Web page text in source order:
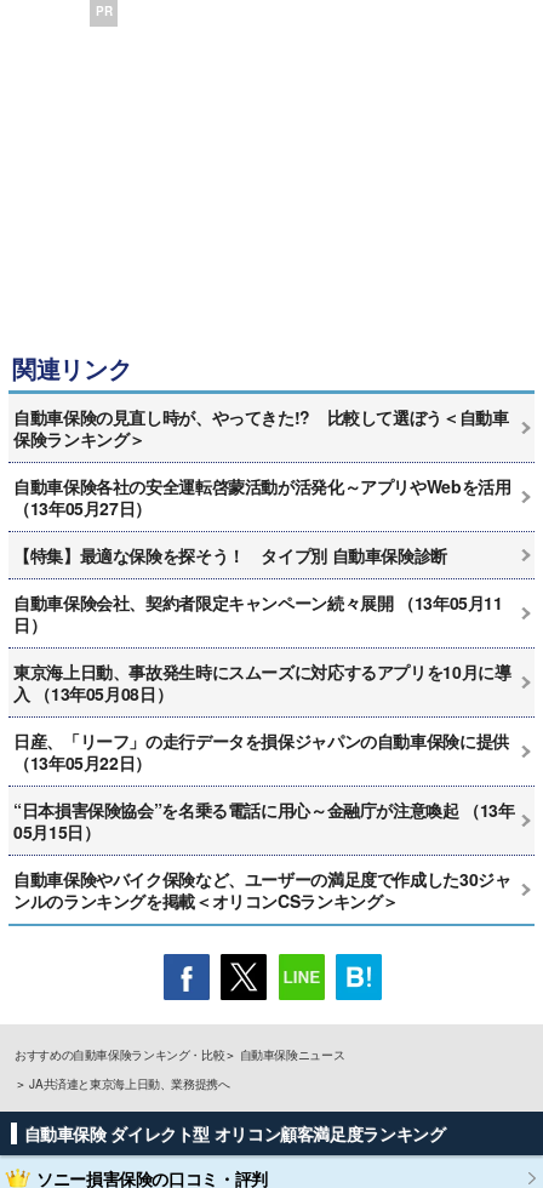
PR
関連リンク
自動車保険の見直し時が、やってきた!? 比較して選ぼう＜自動車
保険ランキング＞
自動車保険各社の安全運転啓蒙活動が活発化～アプリやWebを活用
（13年05月27日）
【特集】最適な保険を探そう！ タイプ別 自動車保険診断
自動車保険会社、契約者限定キャンペーン続々展開 （13年05月11
日）
東京海上日動、事故発生時にスムーズに対応するアプリを10月に導
入 （13年05月08日）
日産、「リーフ」の走行データを損保ジャパンの自動車保険に提供
（13年05月22日）
“日本損害保険協会”を名乗る電話に用心～金融庁が注意喚起 （13年
05月15日）
自動車保険やバイク保険など、ユーザーの満足度で作成した30ジャ
ンルのランキングを掲載＜オリコンCSランキング＞
おすすめの自動車保険ランキング・比較
自動車保険ニュース
JA共済連と東京海上日動、業務提携へ
自動車保険 ダイレクト型 オリコン顧客満足度ランキング
ソニー損害保険の口コミ・評判